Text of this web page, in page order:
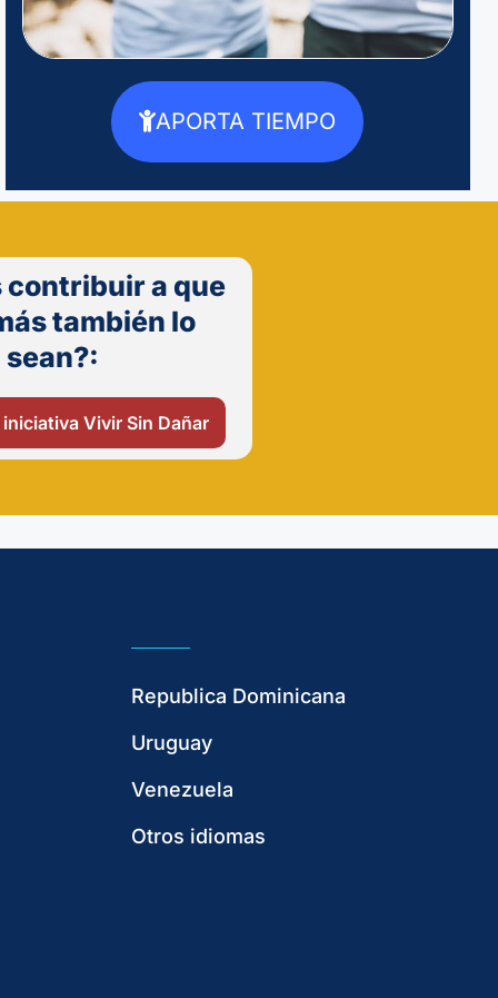
APORTA TIEMPO
contribuir a que
también lo
sean?:
Vivir Sin Dañar
Republica Dominicana
Uruguay
Venezuela
Otros idiomas